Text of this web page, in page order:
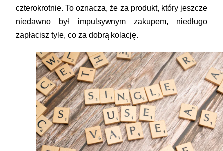
czterokrotnie. To oznacza, że za produkt, który jeszcze
niedawno był impulsywnym zakupem, niedługo
zapłacisz tyle, co za dobrą kolację.